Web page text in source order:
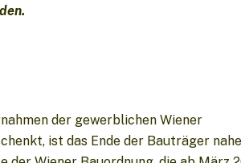
der gewerblichen Wiener
ist das Ende der Bauträger